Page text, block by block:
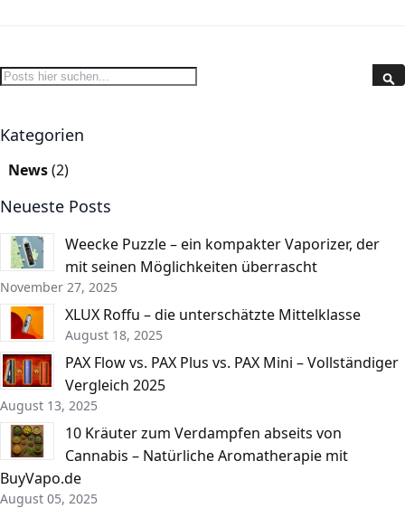
Search
Kategorien
News(2)
Neueste Posts
Weecke Puzzle – ein kompakter Vaporizer, der
mit seinen Möglichkeiten überrascht
November 27, 2025
XLUX Roffu – die unterschätzte Mittelklasse
August 18, 2025
PAX Flow vs. PAX Plus vs. PAX Mini – Vollständiger
Vergleich 2025
August 13, 2025
10 Kräuter zum Verdampfen abseits von
Cannabis – Natürliche Aromatherapie mit
BuyVapo.de
August 05, 2025